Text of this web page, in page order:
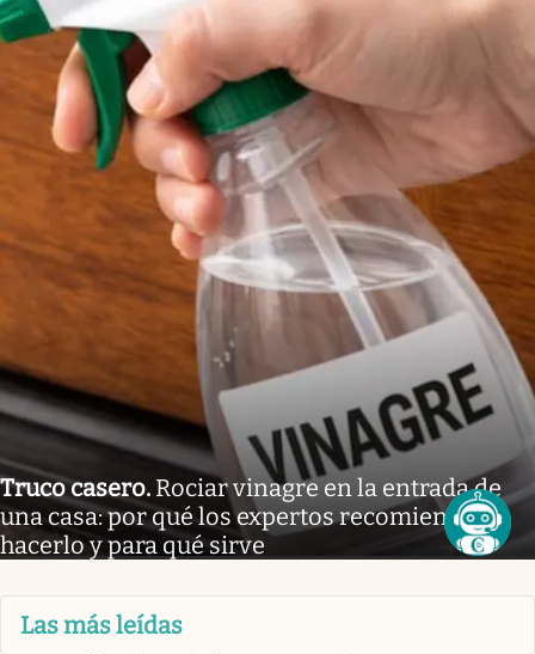
Truco casero. Rociar vinagre en la entrada de
una casa: por qué los expertos recomiendan
hacerlo y para qué sirve
Las más leídas